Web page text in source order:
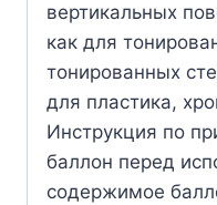
вертикальных
как для
тонированных
для пластика,
Инструкция по
баллон перед
содержимое